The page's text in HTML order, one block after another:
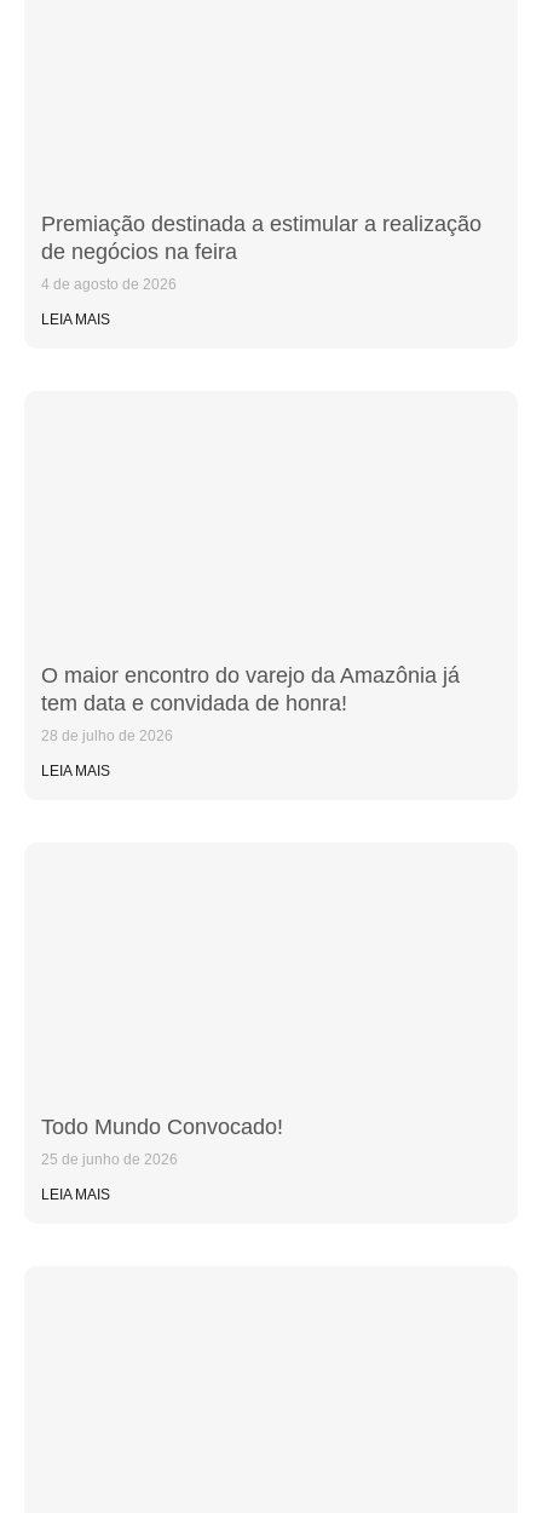
Premiação destinada a estimular a realização
de negócios na feira
4 de agosto de 2026
LEIA MAIS
O maior encontro do varejo da Amazônia já
tem data e convidada de honra!
28 de julho de 2026
LEIA MAIS
Todo Mundo Convocado!
25 de junho de 2026
LEIA MAIS